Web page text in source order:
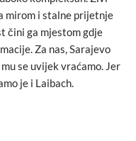
mirom i stalne prijetnje
čini ga mjestom gdje
Za nas, Sarajevo
se uvijek vraćamo. Jer
je i Laibach.